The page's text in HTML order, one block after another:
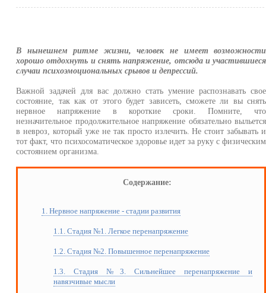
В нынешнем ритме жизни, человек не имеет возможности
хорошо отдохнуть и снять напряжение, отсюда и участившиеся
случаи психоэмоциональных срывов и депрессий.
Важной задачей для вас должно стать умение распознавать свое
состояние, так как от этого будет зависеть, сможете ли вы снять
нервное напряжение в короткие сроки. Помните, что
незначительное продолжительное напряжение обязательно выльется
в невроз, который уже не так просто излечить. Не стоит забывать и
тот факт, что психосоматическое здоровье идет за руку с физическим
состоянием организма.
Содержание:
1. Нервное напряжение - стадии развития
1.1. Стадия №1. Легкое перенапряжение
1.2. Стадия №2. Повышенное перенапряжение
1.3. Стадия №3. Сильнейшее перенапряжение и
навязчивые мысли